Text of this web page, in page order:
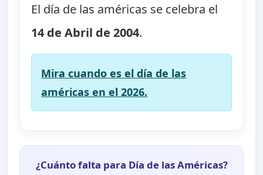
El día de las américas se celebra el
14 de Abril de 2004.
Mira cuando es el día de las
américas en el 2026.
¿Cuánto falta para Día de las Américas?